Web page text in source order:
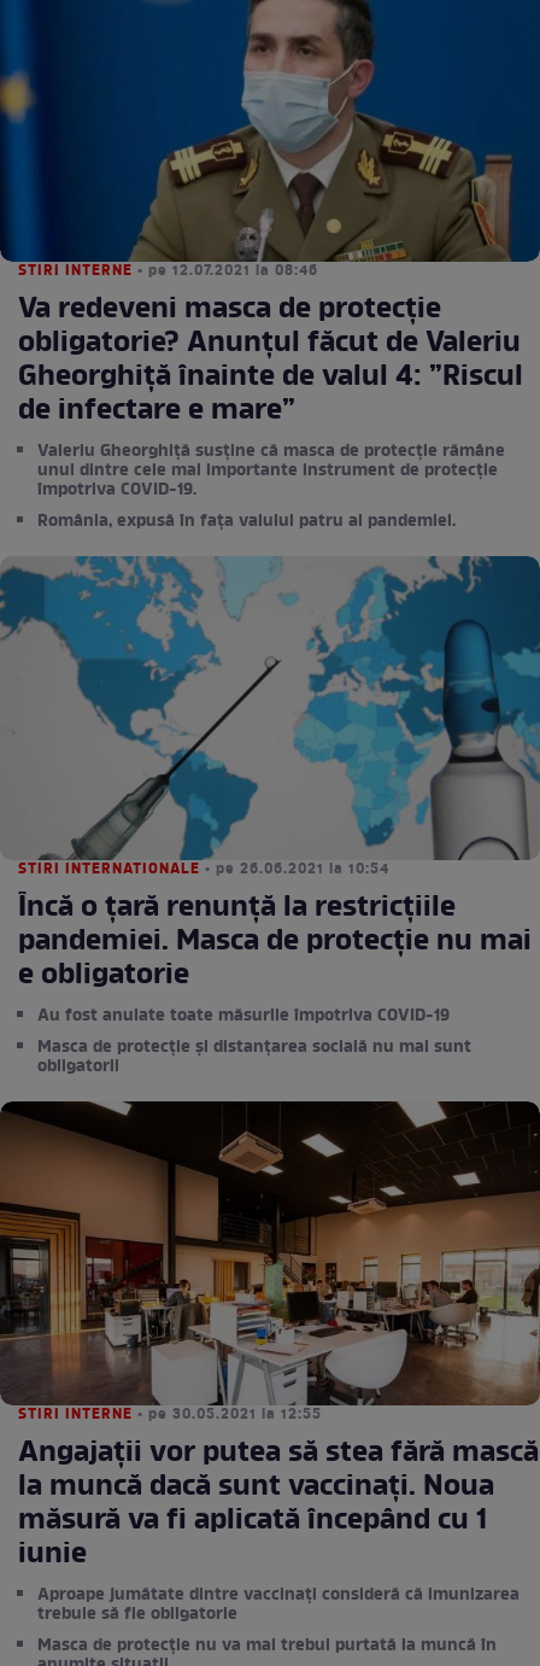
STIRI INTERNE • pe 12.07.2021 la 08:46
Va redeveni masca de protecție
obligatorie? Anunțul făcut de Valeriu
Gheorghiță înainte de valul 4: ”Riscul
de infectare e mare”
Valeriu Gheorghiță susține că masca de protecție rămâne
unul dintre cele mai importante instrument de protecție
împotriva COVID-19.
România, expusă în fața valului patru al pandemiei.
STIRI INTERNATIONALE • pe 26.06.2021 la 10:54
Încă o țară renunță la restricțiile
pandemiei. Masca de protecție nu mai
e obligatorie
Au fost anulate toate măsurile împotriva COVID-19
Masca de protecție și distanțarea socială nu mai sunt
obligatorii
STIRI INTERNE • pe 30.05.2021 la 12:55
Angajații vor putea să stea fără mască
la muncă dacă sunt vaccinați. Noua
măsură va fi aplicată începând cu 1
iunie
Aproape jumătate dintre vaccinați consideră că imunizarea
trebuie să fie obligatorie
Masca de protecție nu va mai trebui purtată la muncă în